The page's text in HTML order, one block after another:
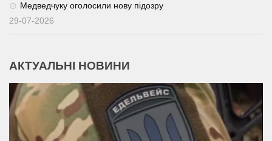
Медведчуку оголосили нову підозру
29-07-2026
АКТУАЛЬНІ НОВИНИ